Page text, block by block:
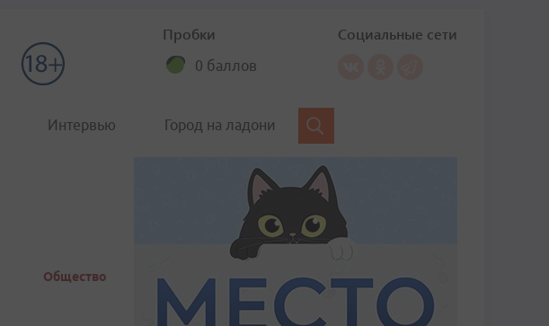
Пробки
0 баллов
Социальные сети
Интервью Город на ладони
Общество